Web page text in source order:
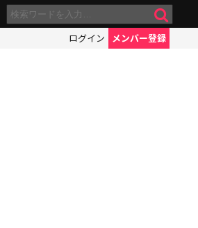
ログイン メンバー登録